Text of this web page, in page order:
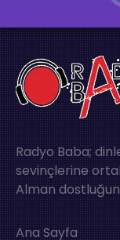
Radyo Baba;
sevinçlerine
Alman
Ana Sayfa